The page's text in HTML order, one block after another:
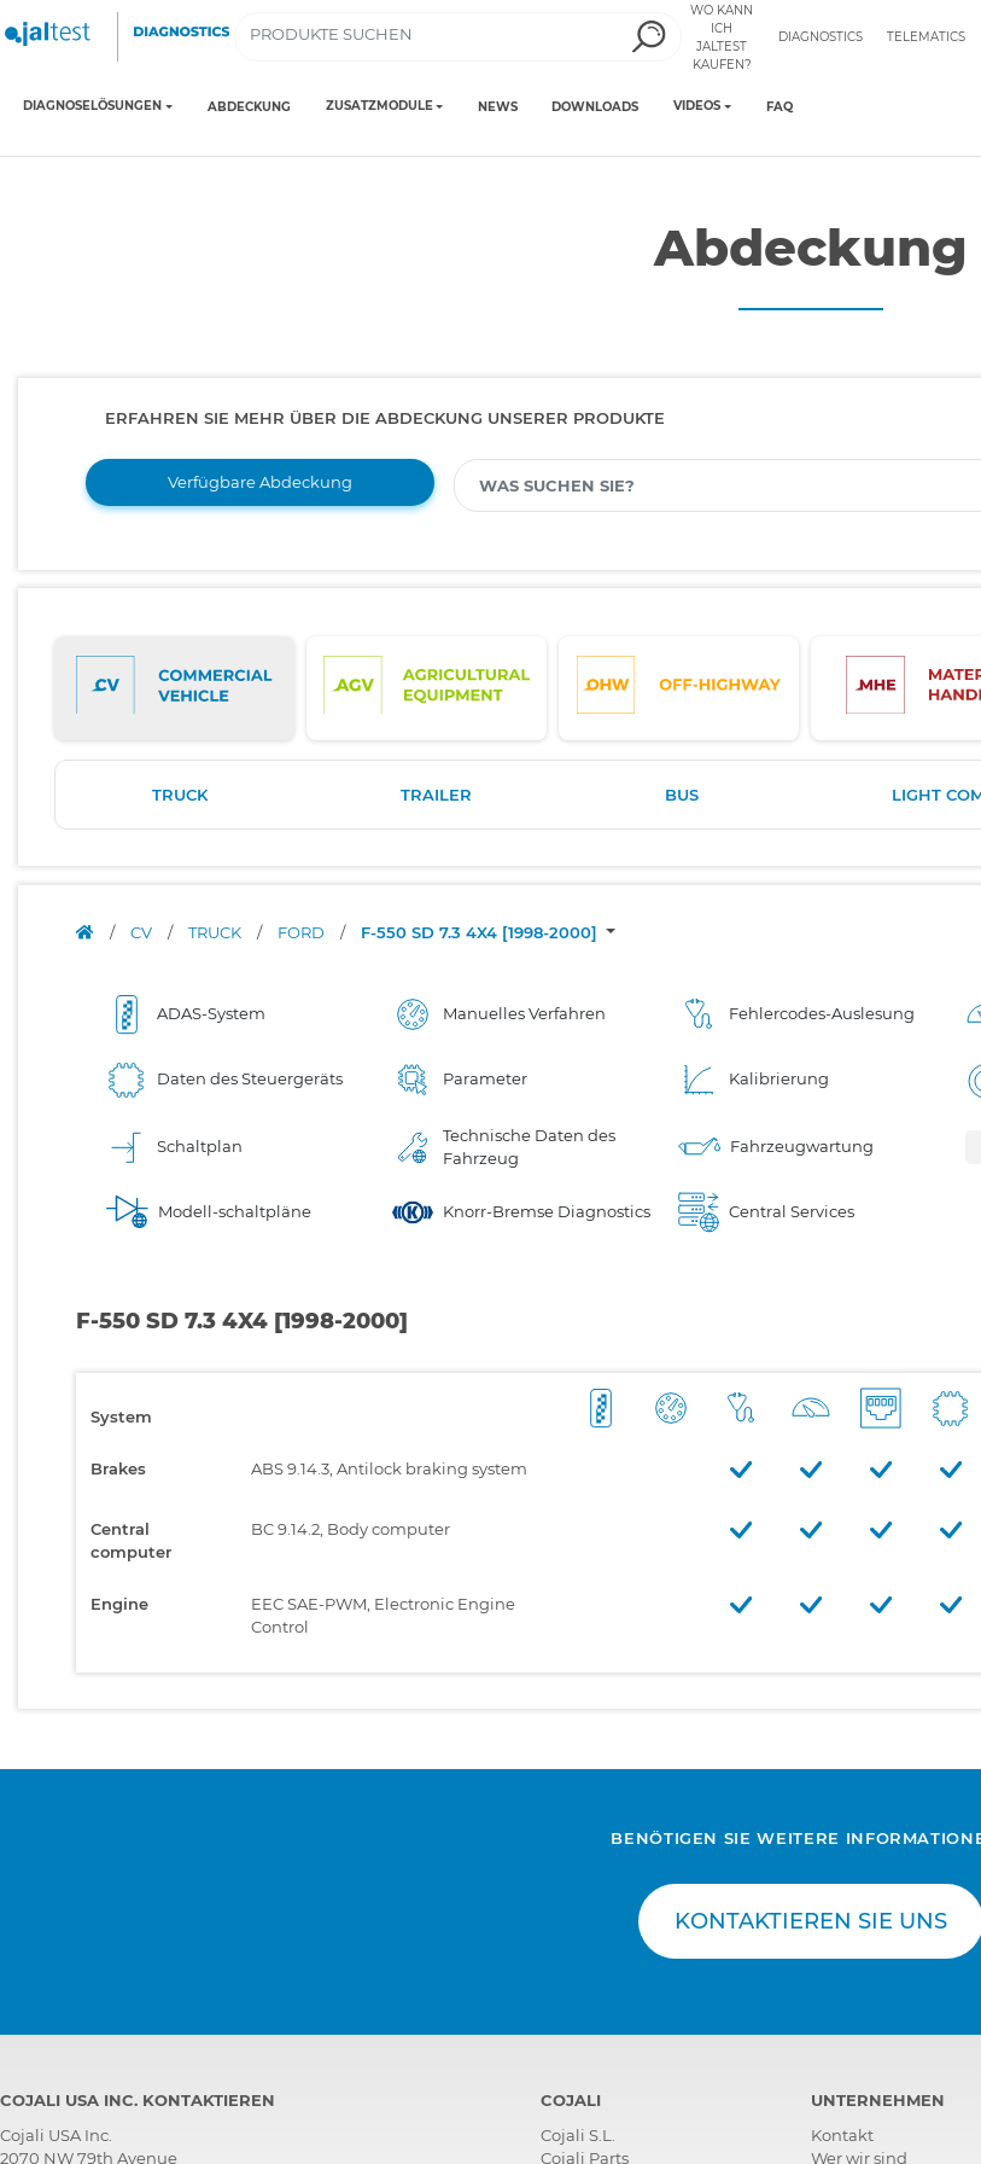
WO KANN
ICH
JALTEST
KAUFEN?
DIAGNOSTICS TELEMATICS
DIAGNOSELÖSUNGEN ABDECKUNG ZUSATZMODULE NEWS DOWNLOADS VIDEOS FAQ
Abdeckung
ERFAHREN SIE MEHR ÜBER DIE ABDECKUNG UNSERER PRODUKTE
Verfügbare Abdeckung
TRUCK TRAILER BUS LIGHT
/ CV / TRUCK / FORD / F-550 SD 7.3 4X4 [1998-2000]
ADAS-System Manuelles Verfahren Fehlercodes-Auslesung
Daten des Steuergeräts Parameter Kalibrierung
Schaltplan
Technische Daten des
Fahrzeug
Fahrzeugwartung
Modell-schaltpläne Knorr-Bremse Diagnostics Central Services
F-550 SD 7.3 4X4 [1998-2000]
System
Brakes ABS 9.14.3, Antilock braking system
Central
computer
BC 9.14.2, Body computer
Engine
EEC SAE-PWM, Electronic Engine
Control
BENÖTIGEN SIE WEITERE
KONTAKTIEREN SIE UNS
COJALI USA INC. KONTAKTIEREN
Cojali USA Inc.
2070 NW 79th Avenue
COJALI
Cojali S.L.
Cojali Parts
UNTERNEHMEN
Kontakt
Wer wir sind